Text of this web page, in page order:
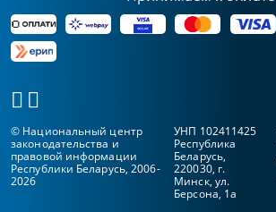
© Национальный центр
законодательства и
правовой информации
Республики Беларусь, 2006-
2026
УНП 102411425
Республика
Беларусь,
220030, г.
Минск, ул.
Берсона, 1а